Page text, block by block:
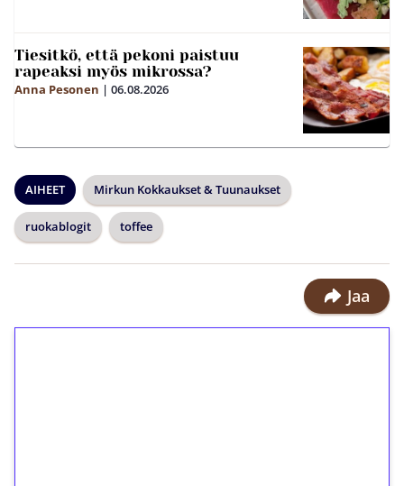
Tiesitkö, että pekoni paistuu
rapeaksi myös mikrossa?
Anna Pesonen | 06.08.2026
AIHEET Mirkun Kokkaukset & Tuunaukset
ruokablogit toffee
Jaa